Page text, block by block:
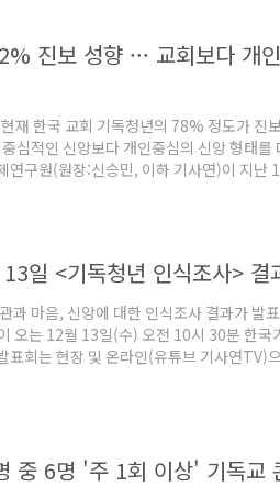
에 위치한 공간이제에서 라는 주제로 개최
진보 성향 ··· 교회보다 개
재 한국 교회 기독청년의 78% 정도가 진
심적인 신앙보다 개인중심의 신앙 형태를
연구원(원장:신승민, 이하 기사연)이 지난
기사 보기) 개신교인 10명 중 6명 '주 1회
1회 이상' 기독교 콘텐츠를 이용한다고 응답
일 <기독청년 인식조사> 결
과 마음, 신앙에 대한 인식조사 결과가 발
오는 12월 13일(수) 오전 10시 30분 한국
표회는 현장 및 온라인(유튜브 기사연TV)
live/5DzGnfAAEUY
중 6명 '주 1회 이상' 기독교